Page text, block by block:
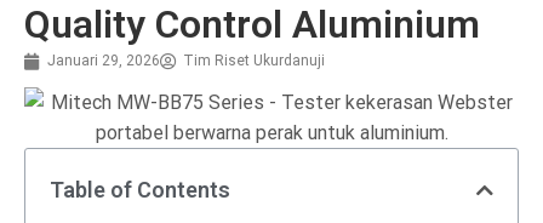
Quality Control Aluminium
Januari 29, 2026 Tim Riset Ukurdanuji
Table of Contents